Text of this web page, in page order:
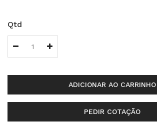
Qtd
ADICIONAR AO CARRINHO
PEDIR COTAÇÃO